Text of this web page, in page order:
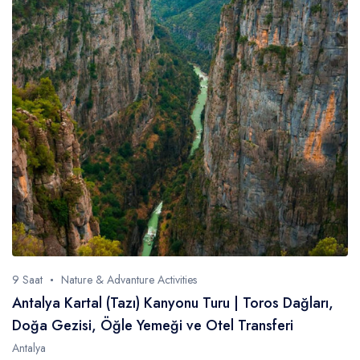
Antalya
Side
Belek
Alanya
Kemer
Kaş
Cappadocia
Datça
Dalaman
Fethiye
Manavgat
Diller
9 Saat Nature & Advanture Activities
Antalya Kartal (Tazı) Kanyonu Turu | Toros Dağları,
Doğa Gezisi, Öğle Yemeği ve Otel Transferi
Antalya